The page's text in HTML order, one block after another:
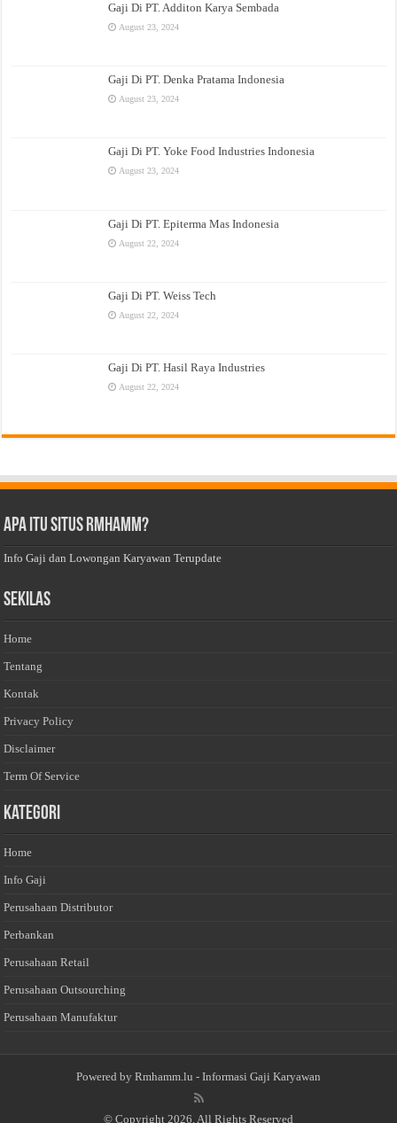
Gaji Di PT. Additon Karya Sembada
August 23, 2024
Gaji Di PT. Denka Pratama Indonesia
August 23, 2024
Gaji Di PT. Yoke Food Industries Indonesia
August 23, 2024
Gaji Di PT. Epiterma Mas Indonesia
August 22, 2024
Gaji Di PT. Weiss Tech
August 22, 2024
Gaji Di PT. Hasil Raya Industries
August 22, 2024
Apa Itu Situs Rmhamm?
Info Gaji dan Lowongan Karyawan Terupdate
Sekilas
Home
Tentang
Kontak
Privacy Policy
Disclaimer
Term Of Service
Kategori
Home
Info Gaji
Perusahaan Distributor
Perbankan
Perusahaan Retail
Perusahaan Outsourching
Perusahaan Manufaktur
Powered by Rmhamm.lu - Informasi Gaji Karyawan
© Copyright 2026, All Rights Reserved